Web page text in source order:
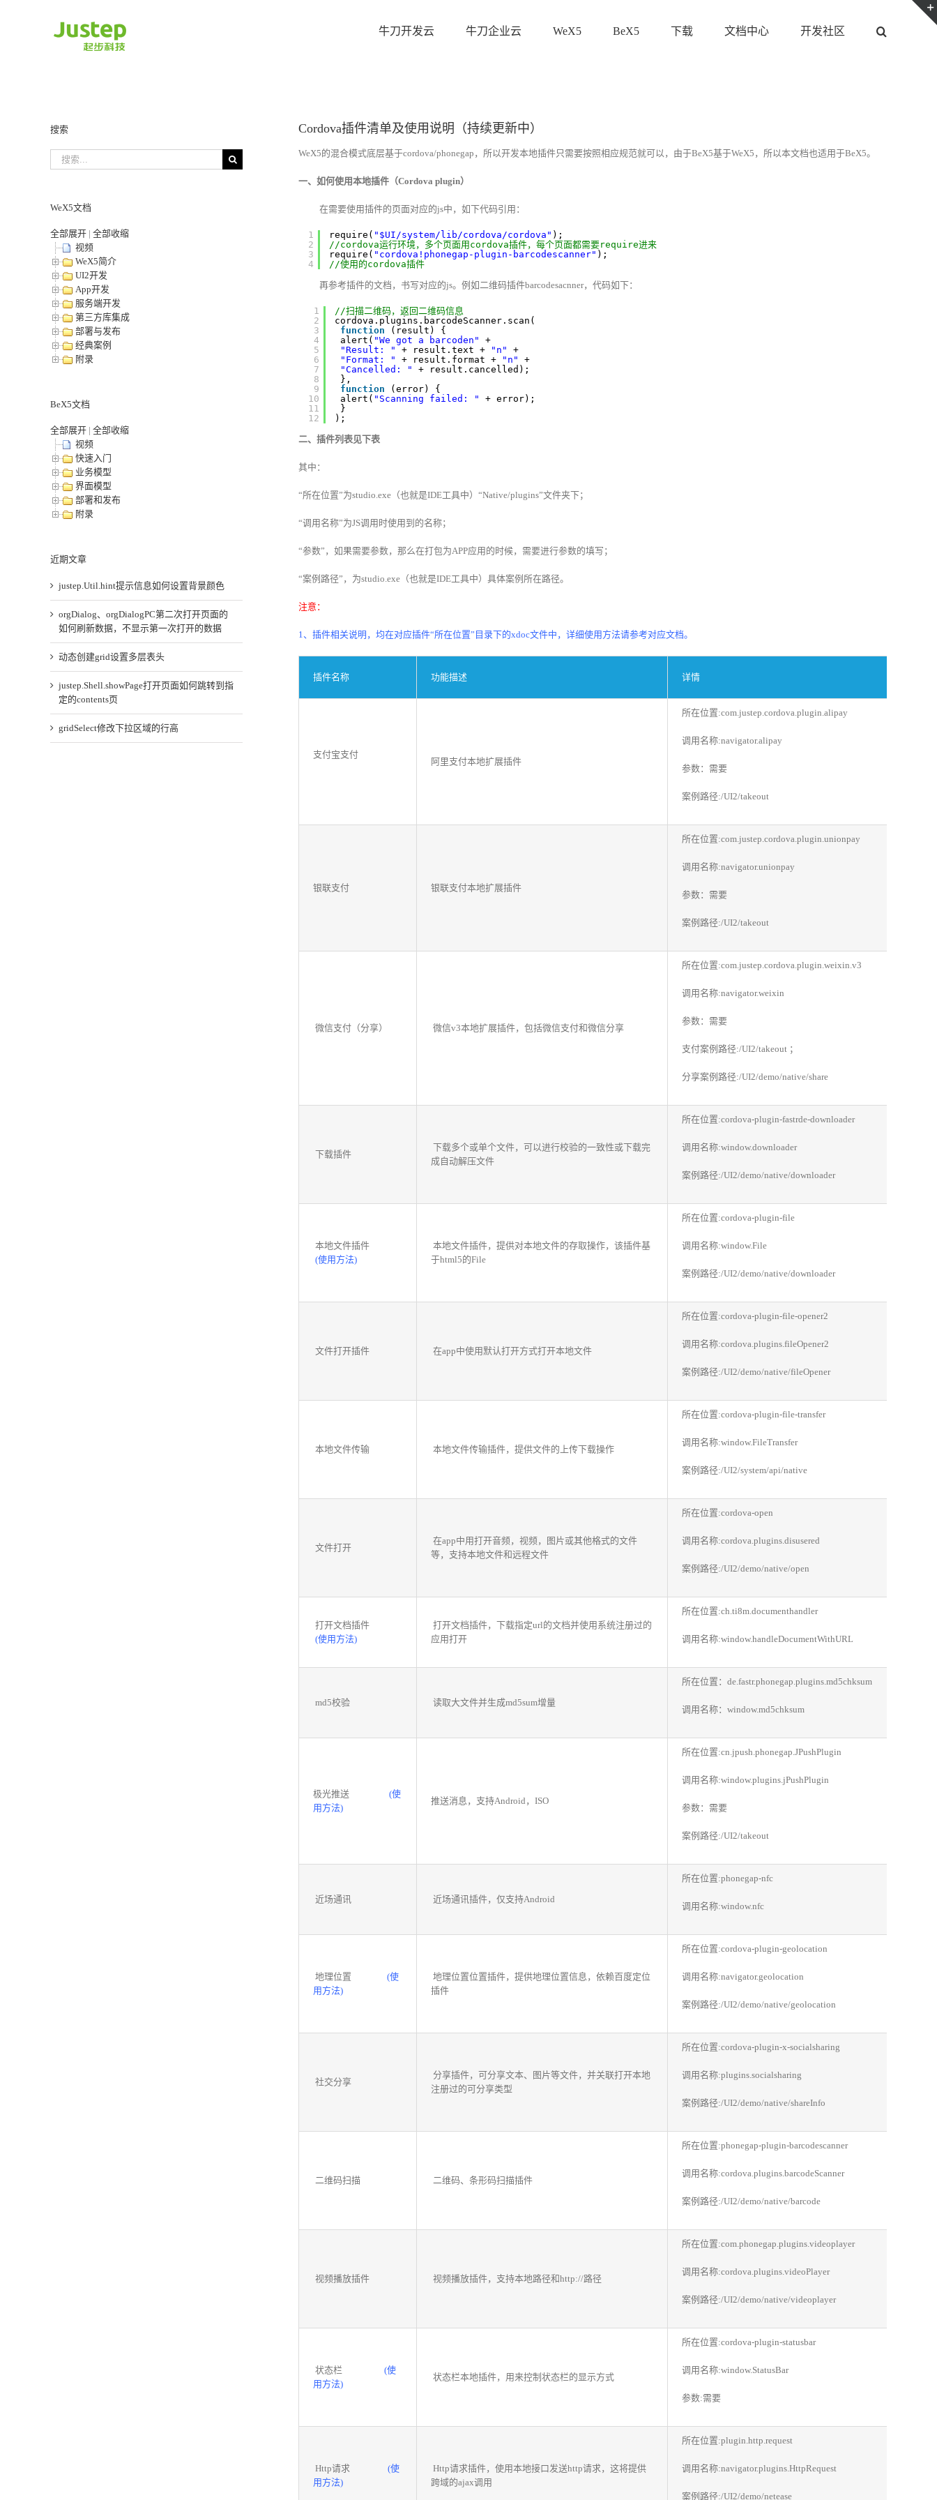
牛刀开发云 牛刀企业云 WeX5 BeX5 下载 文档中心 开发社区
Cordova插件清单及使用说明（持续更新中）
WeX5的混合模式底层基于cordova/phonegap，所以开发本地插件只需要按照相应规范就可以，由于BeX5基于WeX5，所以本文档也适用于BeX5。
一、如何使用本地插件（Cordova plugin）
在需要使用插件的页面对应的js中，如下代码引用：
1
2
3
4
require( "$UI/system/lib/cordova/cordova" );
//cordova运行环境，多个页面用cordova插件，每个页面都需要require进来
require( "cordova!phonegap-plugin-barcodescanner" );
//使用的cordova插件
再参考插件的文档，书写对应的js。例如二维码插件barcodesacnner，代码如下：
1
2
3
4
5
6
7
8
9
10
11
12
//扫描二维码，返回二维码信息
cordova.plugins.barcodeScanner.scan(
function
(result) {
alert( "We got a barcoden"
+
"Result: "
+ result.text + "n"
+
"Format: "
+ result.format + "n"
+
"Cancelled: "
+ result.cancelled);
},
function
(error) {
alert( "Scanning failed: "
+ error);
}
);
二、插件列表见下表
其中：
“所在位置”为studio.exe（也就是IDE工具中）“Native/plugins”文件夹下；
“调用名称”为JS调用时使用到的名称；
“参数”，如果需要参数，那么在打包为APP应用的时候，需要进行参数的填写；
“案例路径”，为studio.exe（也就是IDE工具中）具体案例所在路径。
注意：
1、插件相关说明，均在对应插件“所在位置”目录下的xdoc文件中，详细使用方法请参考对应文档。
插件名称 功能描述 详情
支付宝支付
阿里支付本地扩展插件
所在位置:com.justep.cordova.plugin.alipay
调用名称:navigator.alipay
参数：需要
案例路径:/UI2/takeout
银联支付 银联支付本地扩展插件
所在位置:com.justep.cordova.plugin.unionpay
调用名称:navigator.unionpay
参数：需要
案例路径:/UI2/takeout
微信支付（分享） 微信v3本地扩展插件，包括微信支付和微信分享
所在位置:com.justep.cordova.plugin.weixin.v3
调用名称:navigator.weixin
参数：需要
支付案例路径:/UI2/takeout ；
分享案例路径:/UI2/demo/native/share
下载插件
下载多个或单个文件，可以进行校验的一致性或下载完
成自动解压文件
所在位置:cordova-plugin-fastrde-downloader
调用名称:window.downloader
案例路径:/UI2/demo/native/downloader
本地文件插件
(使用方法)
本地文件插件，提供对本地文件的存取操作，该插件基
于html5的File
所在位置:cordova-plugin-file
调用名称:window.File
案例路径:/UI2/demo/native/downloader
文件打开插件 在app中使用默认打开方式打开本地文件
所在位置:cordova-plugin-file-opener2
调用名称:cordova.plugins.fileOpener2
案例路径:/UI2/demo/native/fileOpener
本地文件传输 本地文件传输插件，提供文件的上传下载操作
所在位置:cordova-plugin-file-transfer
调用名称:window.FileTransfer
案例路径:/UI2/system/api/native
文件打开
在app中用打开音频，视频，图片或其他格式的文件
等，支持本地文件和远程文件
所在位置:cordova-open
调用名称:cordova.plugins.disusered
案例路径:/UI2/demo/native/open
打开文档插件
(使用方法)
打开文档插件，下载指定url的文档并使用系统注册过的
应用打开
所在位置:ch.ti8m.documenthandler
调用名称:window.handleDocumentWithURL
md5校验 读取大文件并生成md5sum增量
所在位置：de.fastr.phonegap.plugins.md5chksum
调用名称：window.md5chksum
极光推送 (使
用方法)
推送消息，支持Android，ISO
所在位置:cn.jpush.phonegap.JPushPlugin
调用名称:window.plugins.jPushPlugin
参数：需要
案例路径:/UI2/takeout
近场通讯 近场通讯插件，仅支持Android
所在位置:phonegap-nfc
调用名称:window.nfc
地理位置 (使
用方法)
地理位置位置插件，提供地理位置信息，依赖百度定位
插件
所在位置:cordova-plugin-geolocation
调用名称:navigator.geolocation
案例路径:/UI2/demo/native/geolocation
社交分享
分享插件，可分享文本、图片等文件，并关联打开本地
注册过的可分享类型
所在位置:cordova-plugin-x-socialsharing
调用名称:plugins.socialsharing
案例路径:/UI2/demo/native/shareInfo
二维码扫描 二维码、条形码扫描插件
所在位置:phonegap-plugin-barcodescanner
调用名称:cordova.plugins.barcodeScanner
案例路径:/UI2/demo/native/barcode
视频播放插件 视频播放插件，支持本地路径和http://路径
所在位置:com.phonegap.plugins.videoplayer
调用名称:cordova.plugins.videoPlayer
案例路径:/UI2/demo/native/videoplayer
状态栏 (使
用方法)
状态栏本地插件，用来控制状态栏的显示方式
所在位置:cordova-plugin-statusbar
调用名称:window.StatusBar
参数:需要
Http请求 (使
用方法)
Http请求插件，使用本地接口发送http请求，这将提供
跨域的ajax调用
所在位置:plugin.http.request
调用名称:navigator.plugins.HttpRequest
案例路径:/UI2/demo/netease
搜索
索...
WeX5文档
全部展开 | 全部收缩
视频
WeX5简介
UI2开发
App开发
服务端开发
第三方库集成
部署与发布
经典案例
附录
BeX5文档
全部展开 | 全部收缩
视频
快速入门
业务模型
界面模型
部署和发布
附录
近期文章
justep.Util.hint提示信息如何设置背景颜色
orgDialog、orgDialogPC第二次打开页面的
如何刷新数据，不显示第一次打开的数据
动态创建grid设置多层表头
justep.Shell.showPage打开页面如何跳转到指
定的contents页
gridSelect修改下拉区域的行高